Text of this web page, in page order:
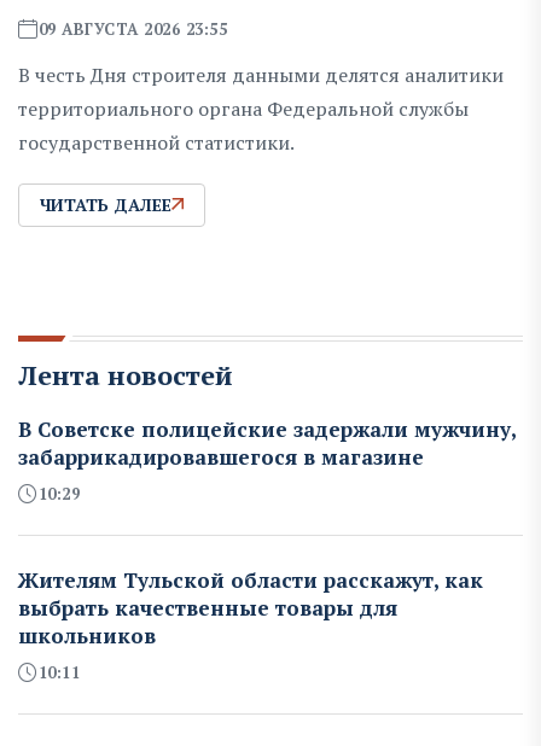
09 АВГУСТА 2026 23:55
В честь Дня строителя данными делятся аналитики
территориального органа Федеральной службы
государственной статистики.
ЧИТАТЬ ДАЛЕЕ
Лента новостей
В Советске полицейские задержали мужчину,
забаррикадировавшегося в магазине
10:29
Жителям Тульской области расскажут, как
выбрать качественные товары для
школьников
10:11